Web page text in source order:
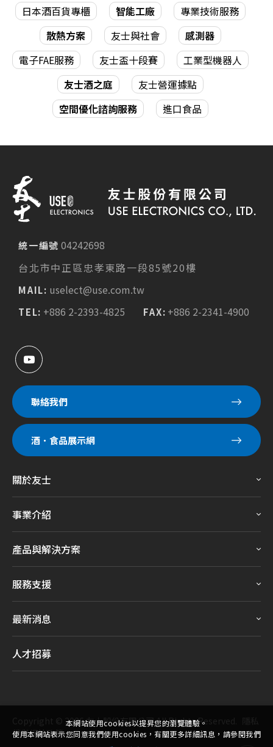
日本酒百貨專櫃
智能工廠
專業技術服務
散熱方案
友士與社會
感測器
電子FAE服務
友士盃十段賽
工業型機器人
友士酒之庭
友士營運據點
空間優化諮詢服務
進口食品
統一編號 04242698
台北市中正區忠孝東路一段85號20樓
MAIL: uselect@use.com.tw
TEL: +886 2-2393-4825 FAX: +886 2-2341-4900
聯絡我們
酒．食品展示網
關於友士
事業介紹
產品與解決方案
服務支援
最新消息
人才招募
2026友士股份有限公司 All Rights Reserved.
權與網站政策
本網站使用cookies以提昇您的瀏覽體驗。
使用本網站表示您同意我們使用cookies，有關更多詳細訊息，請參閱我們